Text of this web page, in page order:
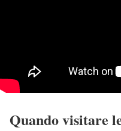
Quando visitare